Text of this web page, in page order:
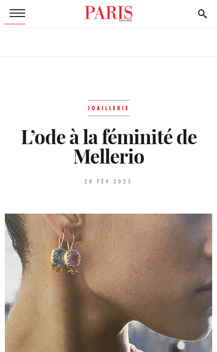
JOAILLERIE
L’ode à la féminité de
Mellerio
28 FÉV 2025